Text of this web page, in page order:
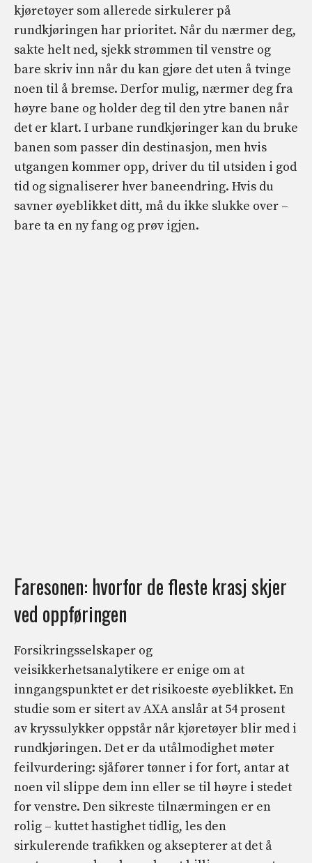
kjøretøyer som allerede sirkulerer på
rundkjøringen har prioritet. Når du nærmer deg,
sakte helt ned, sjekk strømmen til venstre og
bare skriv inn når du kan gjøre det uten å tvinge
noen til å bremse. Derfor mulig, nærmer deg fra
høyre bane og holder deg til den ytre banen når
det er klart. I urbane rundkjøringer kan du bruke
banen som passer din destinasjon, men hvis
utgangen kommer opp, driver du til utsiden i god
tid og signaliserer hver baneendring. Hvis du
savner øyeblikket ditt, må du ikke slukke over –
bare ta en ny fang og prøv igjen.
Faresonen: hvorfor de fleste krasj skjer
ved oppføringen
Forsikringsselskaper og
veisikkerhetsanalytikere er enige om at
inngangspunktet er det risikoeste øyeblikket. En
studie som er sitert av AXA anslår at 54 prosent
av kryssulykker oppstår når kjøretøyer blir med i
rundkjøringen. Det er da utålmodighet møter
feilvurdering: sjåfører tønner i for fort, antar at
noen vil slippe dem inn eller se til høyre i stedet
for venstre. Den sikreste tilnærmingen er en
rolig – kuttet hastighet tidlig, les den
sirkulerende trafikken og aksepterer at det å